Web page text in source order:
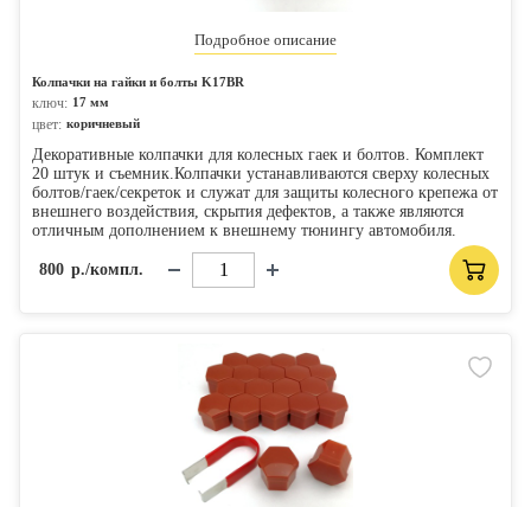
Подробное описание
Колпачки на гайки и болты K17BR
ключ: 17 мм
цвет: коричневый
Декоративные колпачки для колесных гаек и болтов. Комплект
20 штук и съемник.Колпачки устанавливаются сверху колесных
болтов/гаек/секреток и служат для защиты колесного крепежа от
внешнего воздействия, скрытия дефектов, а также являются
отличным дополнением к внешнему тюнингу автомобиля.
800 р./компл.